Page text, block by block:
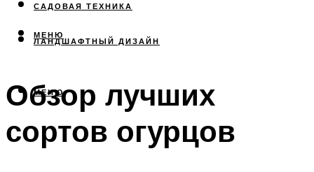
САДОВАЯ ТЕХНИКА
ЛАНДШАФТНЫЙ ДИЗАЙН
МЕНЮ
МЕНЮ
Обзор лучших
сортов огурцов